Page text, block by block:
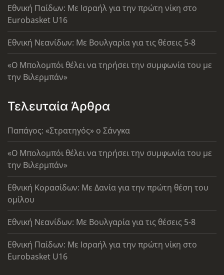
Εθνική Παίδων: Με Ισραήλ για την πρώτη νίκη στο
Eurobasket U16
Εθνική Νεανίδων: Με Βουλγαρία για τις θέσεις 5-8
«Ο Μπολομπόι θέλει να τηρήσει την συμφωνία του με
την Βιλερμπάν»
Τελευταία Άρθρα
Παπάγος: «Στρατηγός» ο Σάνγκα
«Ο Μπολομπόι θέλει να τηρήσει την συμφωνία του με
την Βιλερμπάν»
Εθνική Κορασίδων: Με Δανία για την πρώτη θέση του
ομίλου
Εθνική Νεανίδων: Με Βουλγαρία για τις θέσεις 5-8
Εθνική Παίδων: Με Ισραήλ για την πρώτη νίκη στο
Eurobasket U16